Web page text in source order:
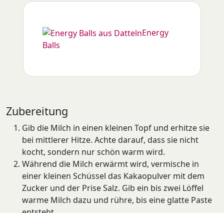
Energy
Balls
Zubereitung
Gib die Milch in einen kleinen Topf und erhitze sie
bei mittlerer Hitze. Achte darauf, dass sie nicht
kocht, sondern nur schön warm wird.
Während die Milch erwärmt wird, vermische in
einer kleinen Schüssel das Kakaopulver mit dem
Zucker und der Prise Salz. Gib ein bis zwei Löffel
warme Milch dazu und rühre, bis eine glatte Paste